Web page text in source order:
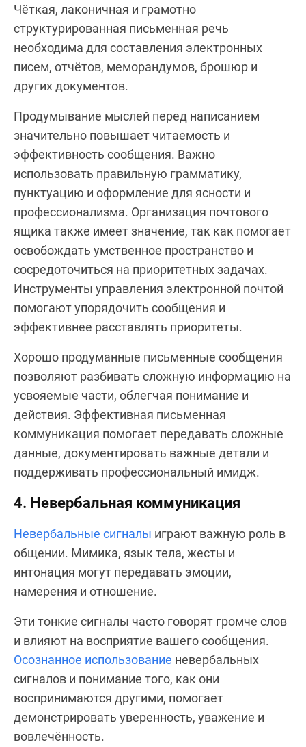
Чёткая, лаконичная и грамотно
структурированная письменная речь
необходима для составления электронных
писем, отчётов, меморандумов, брошюр и
других документов.
Продумывание мыслей перед написанием
значительно повышает читаемость и
эффективность сообщения. Важно
использовать правильную грамматику,
пунктуацию и оформление для ясности и
профессионализма. Организация почтового
ящика также имеет значение, так как помогает
освобождать умственное пространство и
сосредоточиться на приоритетных задачах.
Инструменты управления электронной почтой
помогают упорядочить сообщения и
эффективнее расставлять приоритеты.
Хорошо продуманные письменные сообщения
позволяют разбивать сложную информацию на
усвояемые части, облегчая понимание и
действия. Эффективная письменная
коммуникация помогает передавать сложные
данные, документировать важные детали и
поддерживать профессиональный имидж.
4. Невербальная коммуникация
Невербальные сигналы играют важную роль в
общении. Мимика, язык тела, жесты и
интонация могут передавать эмоции,
намерения и отношение.
Эти тонкие сигналы часто говорят громче слов
и влияют на восприятие вашего сообщения.
Осознанное использование невербальных
сигналов и понимание того, как они
воспринимаются другими, помогает
демонстрировать уверенность, уважение и
вовлечённость.